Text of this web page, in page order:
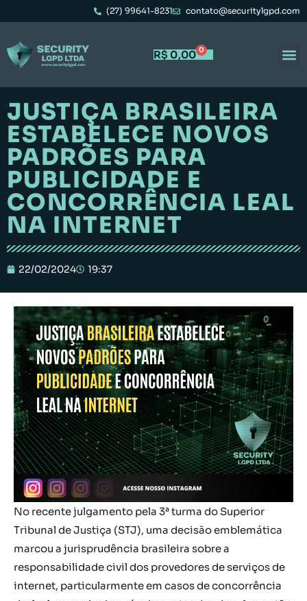
(27) 99641-8231 contato@securitylgpd.com
R$ 0,00 0
JUSTIÇA BRASILEIRA
ESTABELECE NOVOS
PADRÕES PARA
PUBLICIDADE E
CONCORRÊNCIA LEAL
NA INTERNET
22/02/2024 19:37
No recente julgamento pela 3ª turma do Superior
Tribunal de Justiça (STJ), uma decisão emblemática
marcou a jurisprudência brasileira sobre a
responsabilidade civil dos provedores de serviços de
internet, particularmente em casos de concorrência